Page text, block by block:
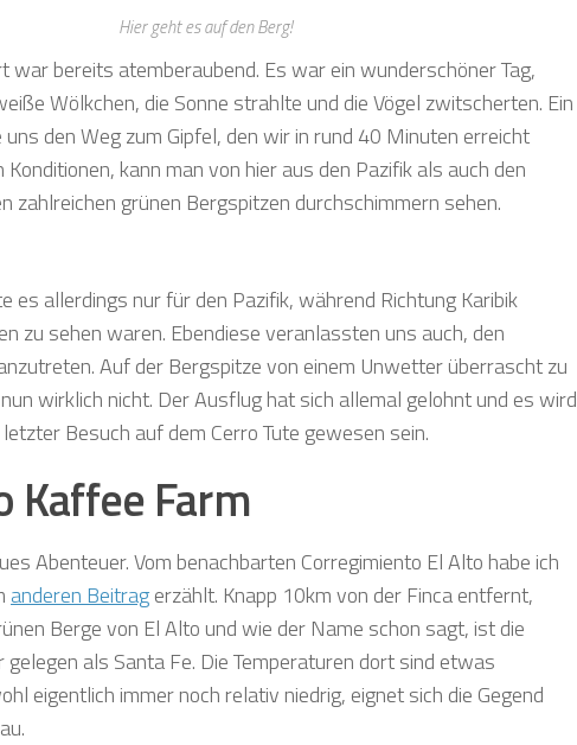
Hier geht es auf den Berg!
war bereits atemberaubend. Es war ein wunderschöner Tag,
Wölkchen, die Sonne strahlte und die Vögel zwitscherten. Ein
den Weg zum Gipfel, den wir in rund 40 Minuten erreicht
kann man von hier aus den Pazifik als auch den
zahlreichen grünen Bergspitzen durchschimmern sehen.
es allerdings nur für den Pazifik, während Richtung Karibik
zu sehen waren. Ebendiese veranlassten uns auch, den
Auf der Bergspitze von einem Unwetter überrascht zu
wirklich nicht. Der Ausflug hat sich allemal gelohnt und es wird
Besuch auf dem Cerro Tute gewesen sein.
Kaffee Farm
Abenteuer. Vom benachbarten Corregimiento El Alto habe ich
anderen Beitragerzählt. Knapp 10km von der Finca entfernt,
Berge von El Alto und wie der Name schon sagt, ist die
als Santa Fe. Die Temperaturen dort sind etwas
eigentlich immer noch relativ niedrig, eignet sich die Gegend